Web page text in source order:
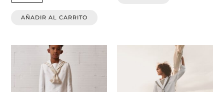
AÑADIR AL CARRITO